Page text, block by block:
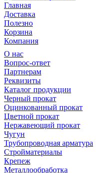
Главная
Доставка
Полезно
Корзина
Компания
О нас
Вопрос-ответ
Партнерам
Реквизиты
Каталог продукции
Черный прокат
Оцинкованный прокат
Цветной прокат
Нержавеющий прокат
Чугун
Трубопроводная арматура
Стройматериалы
Крепеж
Металлообработка